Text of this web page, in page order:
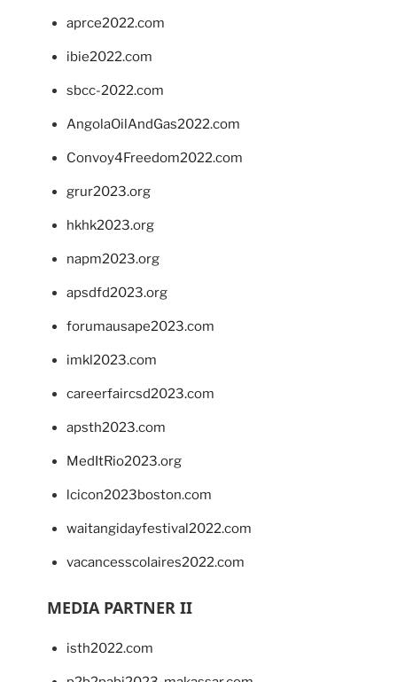
aprce2022.com
ibie2022.com
sbcc-2022.com
AngolaOilAndGas2022.com
Convoy4Freedom2022.com
grur2023.org
hkhk2023.org
napm2023.org
apsdfd2023.org
forumausape2023.com
imkl2023.com
careerfaircsd2023.com
apsth2023.com
MedItRio2023.org
lcicon2023boston.com
waitangidayfestival2022.com
vacancesscolaires2022.com
MEDIA PARTNER II
isth2022.com